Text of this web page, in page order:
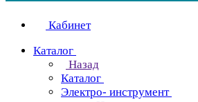
Кабинет
Каталог
Назад
Каталог
Электро- инструмент